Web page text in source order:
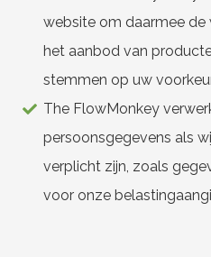
website om daarmee de
het aanbod van
stemmen op uw
The FlowMonkey
persoonsgegevens als
verplicht zijn, zoals
voor onze